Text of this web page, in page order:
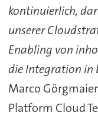
kontinuierlich,
unserer
Enabling von
die Integration in
Marco
Platform Cloud